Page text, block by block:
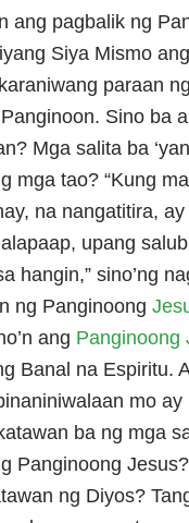
ang pagbalik ng
Siya Mismo
paraan
Sino ba
Mga salita ba
mga tao? “Kung
na nangatitira,
upang
hangin,” sino’ng
ng Panginoong
ang Panginoong
Banal na Espiritu.
mo ay
ba ng mga
Panginoong
ng Diyos?